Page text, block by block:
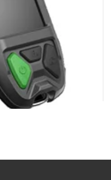
مدل FP